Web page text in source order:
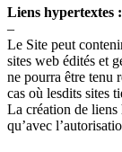
Liens hypertextes :
–
Le Site peut
sites web édités et
ne pourra être tenu
cas où lesdits sites
La création de liens
qu’avec